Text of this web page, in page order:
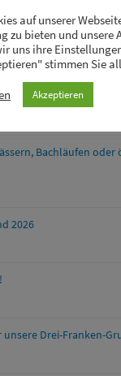
Bachläufen
2026
Drei-Franken-
auf unserer
zu bieten und unsere
uns ihre
stimmen Sie
Akzeptieren